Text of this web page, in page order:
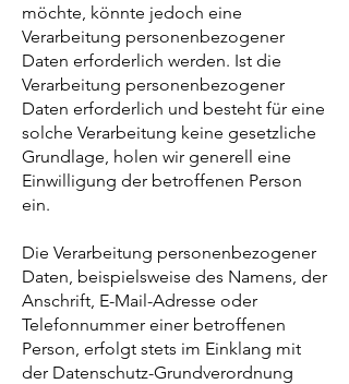
möchte, könnte jedoch eine
Verarbeitung personenbezogener
Daten erforderlich werden. Ist die
Verarbeitung personenbezogener
Daten erforderlich und besteht für eine
solche Verarbeitung keine gesetzliche
Grundlage, holen wir generell eine
Einwilligung der betroffenen Person
ein.
Die Verarbeitung personenbezogener
Daten, beispielsweise des Namens, der
Anschrift, E-Mail-Adresse oder
Telefonnummer einer betroffenen
Person, erfolgt stets im Einklang mit
der Datenschutz-Grundverordnung